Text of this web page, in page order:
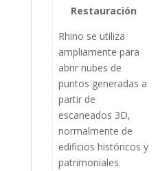
Restauración
Rhino se utiliza
ampliamente para
abrir nubes de
puntos generadas a
partir de
escaneados 3D,
normalmente de
edificios históricos y
patrimoniales.